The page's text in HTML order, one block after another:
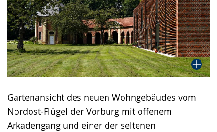
Gartenansicht des neuen Wohngebäudes vom
Nordost-Flügel der Vorburg mit offenem
Arkadengang und einer der seltenen